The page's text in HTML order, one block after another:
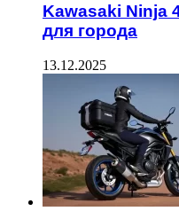
Kawasaki Ninja
для города
13.12.2025